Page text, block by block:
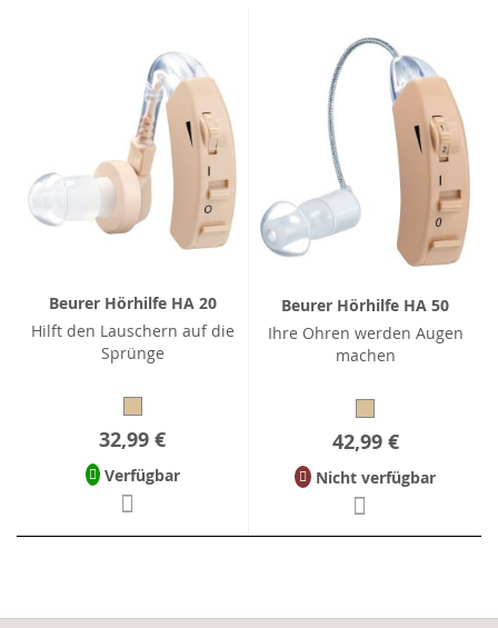
Beurer Hörhilfe HA 20
Hilft den Lauschern auf die
Sprünge
32,99 €
Verfügbar
Beurer Hörhilfe HA 50
Ihre Ohren werden Augen
machen
42,99 €
Nicht verfügbar